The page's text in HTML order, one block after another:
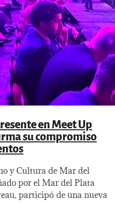
en Meet Up
su compromiso
y Cultura de Mar del
por el Mar del Plata
participó de una nueva